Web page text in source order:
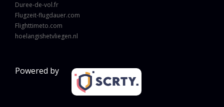
Duree-de-vol.fr
Flugzeit-flugdauer.com
Flighttimeto.com
hoelangishetvliegen.nl
Powered by